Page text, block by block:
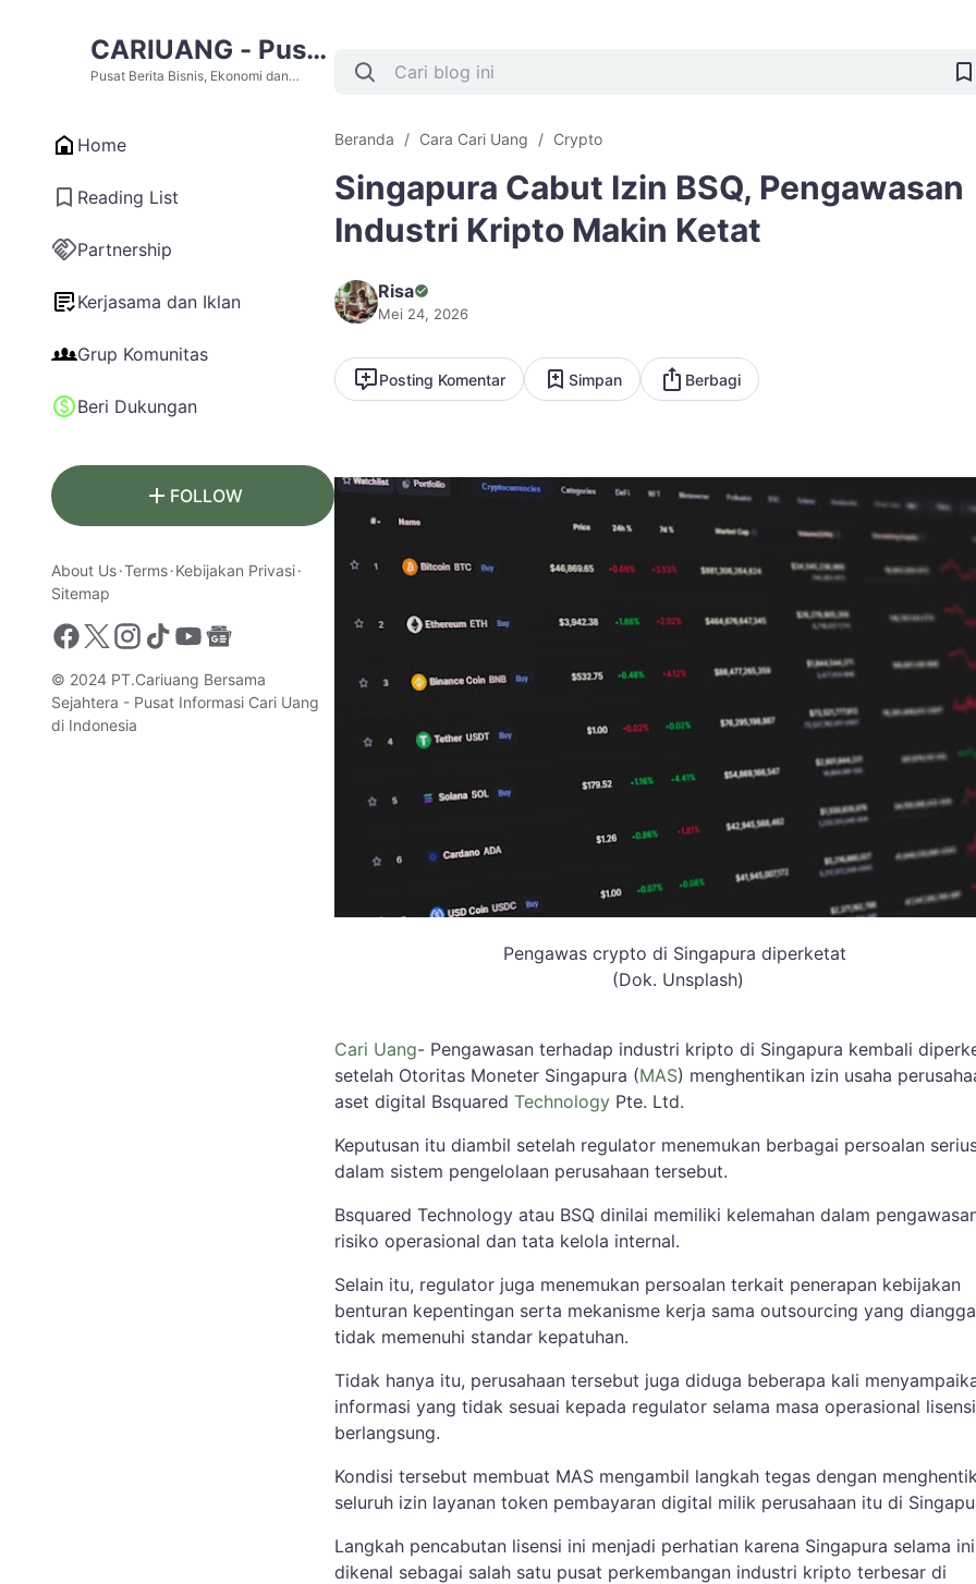
CARIUANG - Pusat
Berita Bisnis,
Uang Terupdate
Hari Ini
Pusat Berita Bisnis, Ekonomi dan
Home
Reading List
Partnership
Kerjasama dan Iklan
Grup Komunitas
Beri Dukungan
FOLLOW
About Us Terms Kebijakan Privasi
Sitemap
© 2024 PT.Cariuang Bersama
Sejahtera - Pusat Informasi Cari Uang
di Indonesia
Beranda Cara Cari Uang Crypto
Singapura Cabut Izin BSQ, Pengawasan
Industri Kripto Makin Ketat
Risa
Mei 24, 2026
Posting Komentar Simpan Berbagi
Pengawas crypto di Singapura diperketat
(Dok. Unsplash)
Cari Uang- Pengawasan terhadap industri kripto di Singapura kembali
setelah Otoritas Moneter Singapura (MAS) menghentikan izin usaha
aset digital Bsquared Technology Pte. Ltd.
Keputusan itu diambil setelah regulator menemukan berbagai persoalan
dalam sistem pengelolaan perusahaan tersebut.
Bsquared Technology atau BSQ dinilai memiliki kelemahan dalam
risiko operasional dan tata kelola internal.
Selain itu, regulator juga menemukan persoalan terkait penerapan kebijakan
benturan kepentingan serta mekanisme kerja sama outsourcing yang
tidak memenuhi standar kepatuhan.
Tidak hanya itu, perusahaan tersebut juga diduga beberapa kali
informasi yang tidak sesuai kepada regulator selama masa operasional
berlangsung.
Kondisi tersebut membuat MAS mengambil langkah tegas dengan
seluruh izin layanan token pembayaran digital milik perusahaan itu di
Langkah pencabutan lisensi ini menjadi perhatian karena Singapura selama ini
dikenal sebagai salah satu pusat perkembangan industri kripto terbesar di